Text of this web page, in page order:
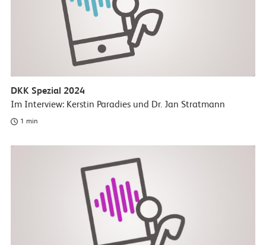
DKK Spezial 2024
Im Interview: Kerstin Paradies und Dr. Jan Stratmann
1 min